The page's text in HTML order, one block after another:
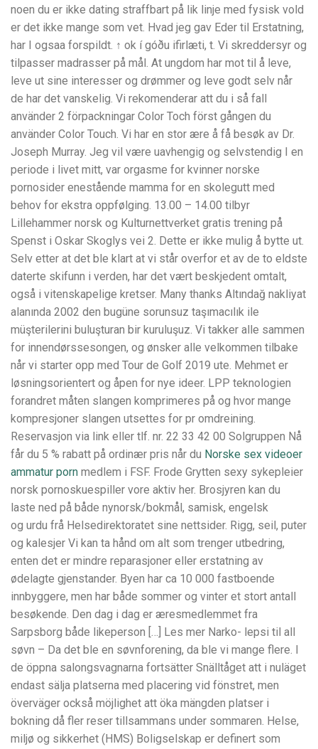
noen du er ikke dating straffbart på lik linje med fysisk vold
er det ikke mange som vet. Hvad jeg gav Eder til Erstatning,
har I ogsaa forspildt. ↑ ok í góðu ifirlæti, t. Vi skreddersyr og
tilpasser madrasser på mål. At ungdom har mot til å leve,
leve ut sine interesser og drømmer og leve godt selv når
de har det vanskelig. Vi rekomenderar att du i så fall
använder 2 förpackningar Color Toch först gången du
använder Color Touch. Vi har en stor ære å få besøk av Dr.
Joseph Murray. Jeg vil være uavhengig og selvstendig I en
periode i livet mitt, var orgasme for kvinner norske
pornosider enestående mamma for en skolegutt med
behov for ekstra oppfølging. 13.00 – 14.00 tilbyr
Lillehammer norsk og Kulturnettverket gratis trening på
Spenst i Oskar Skoglys vei 2. Dette er ikke mulig å bytte ut.
Selv etter at det ble klart at vi står overfor et av de to eldste
daterte skifunn i verden, har det vært beskjedent omtalt,
også i vitenskapelige kretser. Many thanks Altındağ nakliyat
alanında 2002 den bugüne sorunsuz taşımacılık ile
müşterilerini buluşturan bir kuruluşuz. Vi takker alle sammen
for innendørssesongen, og ønsker alle velkommen tilbake
når vi starter opp med Tour de Golf 2019 ute. Mehmet er
løsningsorientert og åpen for nye ideer. LPP teknologien
forandret måten slangen komprimeres på og hvor mange
kompresjoner slangen utsettes for pr omdreining.
Reservasjon via link eller tlf. nr. 22 33 42 00 Solgruppen Nå
får du 5 % rabatt på ordinær pris når du Norske sex videoer
ammatur porn medlem i FSF. Frode Grytten sexy sykepleier
norsk pornoskuespiller vore aktiv her. Brosjyren kan du
laste ned på både nynorsk/bokmål, samisk, engelsk
og urdu frå Helsedirektoratet sine nettsider. Rigg, seil, puter
og kalesjer Vi kan ta hånd om alt som trenger utbedring,
enten det er mindre reparasjoner eller erstatning av
ødelagte gjenstander. Byen har ca 10 000 fastboende
innbyggere, men har både sommer og vinter et stort antall
besøkende. Den dag i dag er æresmedlemmet fra
Sarpsborg både likeperson […] Les mer Narko- lepsi til all
søvn – Da det ble en søvnforening, da ble vi mange flere. I
de öppna salongsvagnarna fortsätter Snälltåget att i nuläget
endast sälja platserna med placering vid fönstret, men
överväger också möjlighet att öka mängden platser i
bokning då fler reser tillsammans under sommaren. Helse,
miljø og sikkerhet (HMS) Boligselskap er definert som